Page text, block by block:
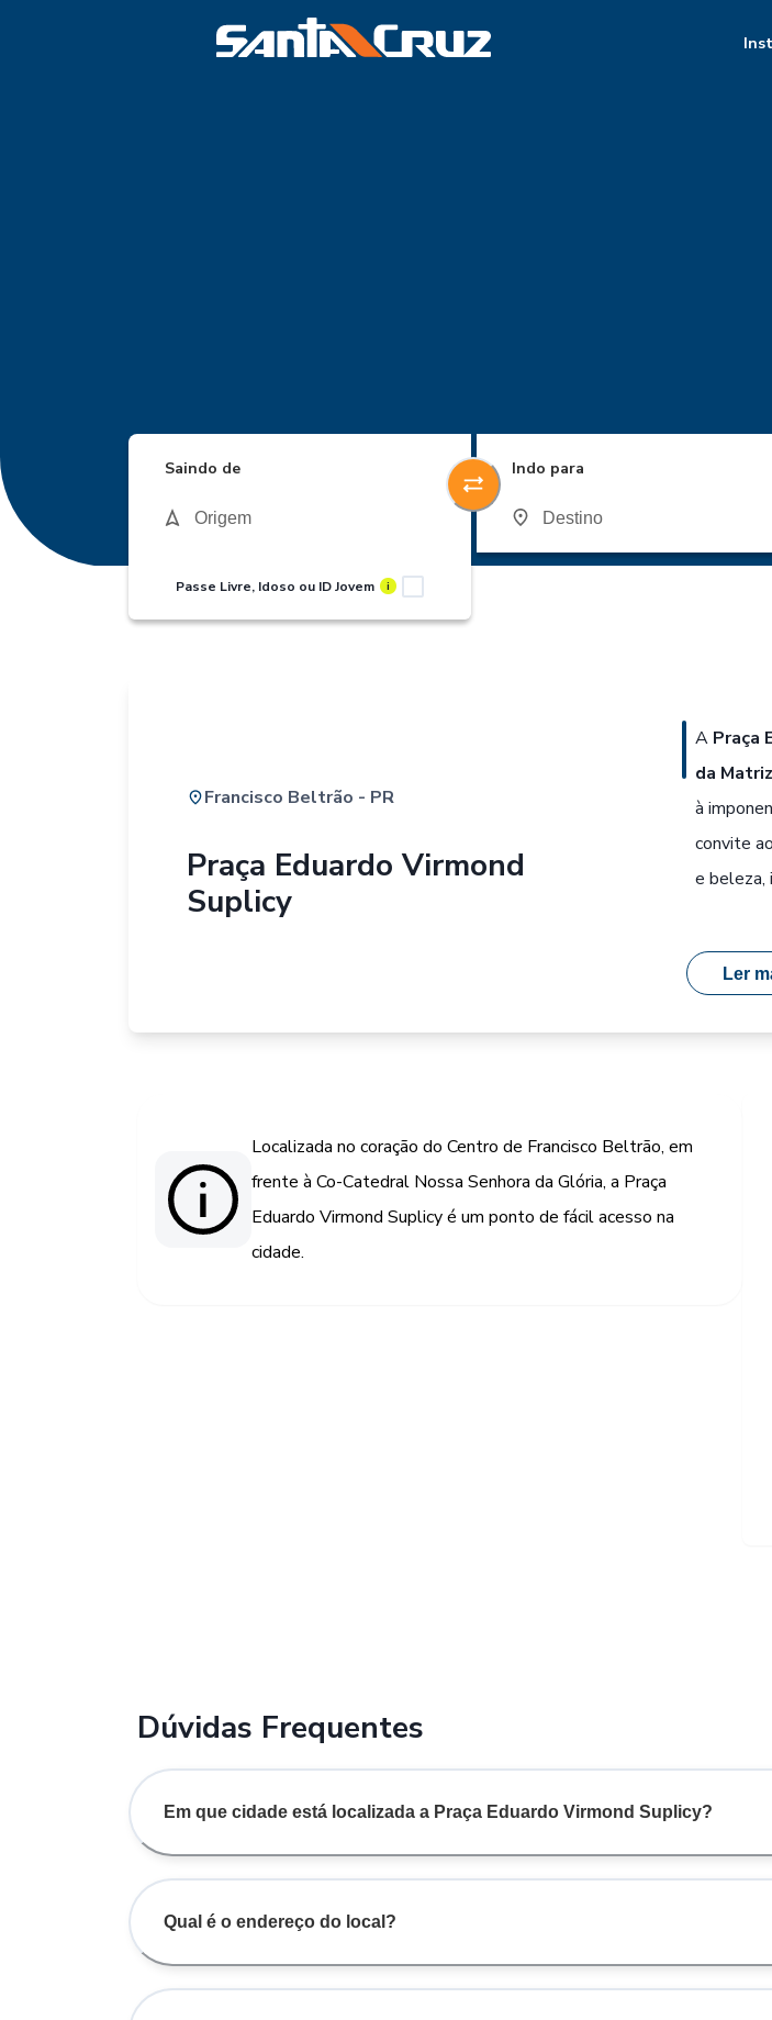
Saindo de
Passe Livre, Idoso ou ID Jovem i
Indo para
Francisco Beltrão - PR
Praça Eduardo Virmond
Suplicy
A Praça
da Matriz
à
convite
e beleza,
Ler
Localizada no coração do Centro de Francisco Beltrão, em
frente à Co-Catedral Nossa Senhora da Glória, a Praça
Eduardo Virmond Suplicy é um ponto de fácil acesso na
cidade.
Dúvidas Frequentes
Em que cidade está localizada a Praça Eduardo Virmond Suplicy?
Qual é o endereço do local?